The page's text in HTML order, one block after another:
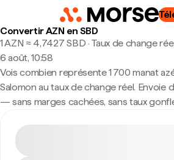
Convertir AZN en SBD
1 AZN ≈ 4,7427 SBD · Taux de change
6 août, 10:58
Vois combien représente 1 700 manat
Salomon au taux de change réel. Envoie
— sans marges cachées, sans taux